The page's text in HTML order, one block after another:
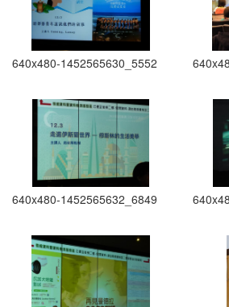
640x480-1452565630_5552
640x480-1452565632_6849